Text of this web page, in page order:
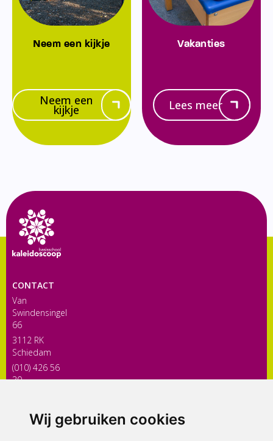
Wij gebruiken cookies
Neem een kijkje
Neem een
kijkje
Vakanties
Lees meer
CONTACT
Van
Swindensingel
66
3112 RK
Schiedam
(010) 426 56
30
ONDERDEEL VAN